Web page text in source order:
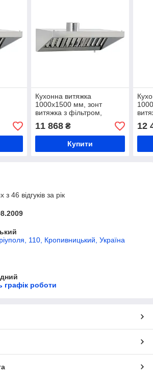
Кухонна витяжка
1000х1500 мм, зонт
витяжка з фільтром,
кухонна витяжка
пристінна, витяжний
кухонний зонт з
жировловлювачем
11 868₴
Купити
12
46 відгуків за рік
110, Кропивницький, Україна
графік роботи